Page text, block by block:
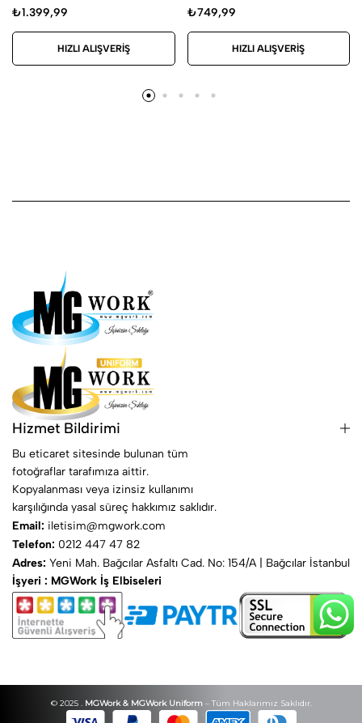
₺1.399,99
HIZLI ALIŞVERIŞ
₺749,99
HIZLI ALIŞVERIŞ
Hizmet Bildirimi
Bu eticaret sitesinde bulunan tüm
fotoğraflar tarafımıza aittir.
Kopyalanması veya izinsiz kullanımı
karşılığında yasal süreç hakkımız saklıdır.
Email: iletisim@mgwork.com
Telefon: 0212 447 47 82
Adres: Yeni Mah. Bağcılar Asfaltı Cad. No: 154/A | Bağcılar İstanbul
İşyeri : MGWork İş Elbiseleri
© 2025 . MGWork & MGWork Uniform– Tüm Haklarımız Saklıdır.